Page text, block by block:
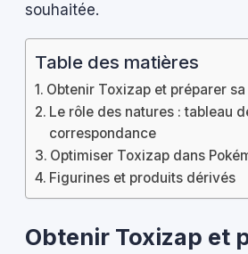
souhaitée.
Table des matières
Obtenir Toxizap et préparer
Le rôle des natures : tableau
correspondance
Optimiser Toxizap dans
Figurines et produits dérivés
Obtenir Toxizap et